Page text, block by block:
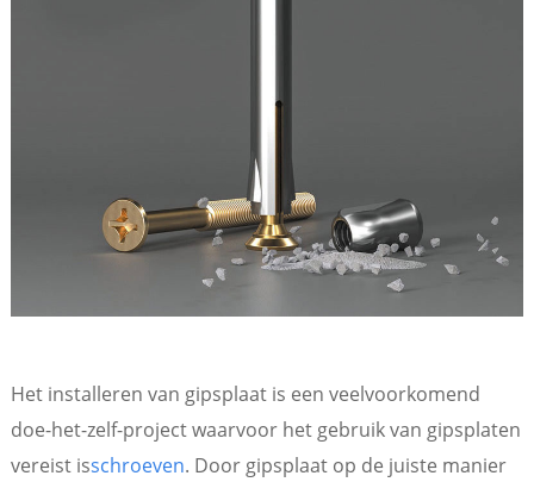
Het installeren van gipsplaat is een veelvoorkomend
doe-het-zelf-project waarvoor het gebruik van gipsplaten
vereist isschroeven. Door gipsplaat op de juiste manier